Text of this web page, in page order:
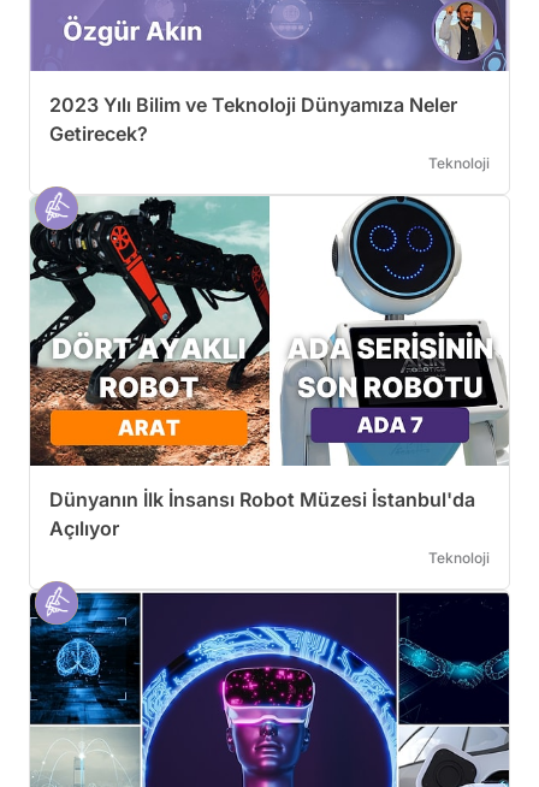
2023 Yılı Bilim ve Teknoloji Dünyamıza Neler
Getirecek?
Teknoloji
Dünyanın İlk İnsansı Robot Müzesi İstanbul'da
Açılıyor
Teknoloji